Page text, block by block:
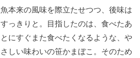
魚本来の風味を際立たせつつ、後味は
すっきりと。目指したのは、食べたあ
とにすぐまた食べたくなるような、や
さしい味わいの笹かまぼこ。そのため